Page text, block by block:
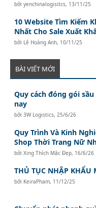
bởiyenchinalogisitcs, 13/11/25
10 Website Tìm Kiếm
Nhất Cho Sale Xuất
bởi Lê Hoàng Anh, 10/11/25
BÀI VIẾT MỚI
Quy cách đóng gói
nay
bởi3W Logistics,25/6/26
Quy Trình Và Kinh
Shop Thời Trang Nữ
bởiXing Thích Mặc Đẹp, 16/6/26
THỦ TỤC NHẬP KHẨU
bởi KeiraPham, 11/12/25